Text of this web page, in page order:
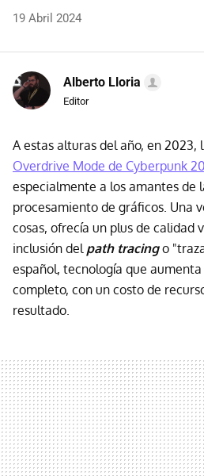
19 Abril 2024
Alberto Lloria
Editor
A estas alturas del año, en
Overdrive Mode de Cyberpunk
especialmente a los amantes de
procesamiento de gráficos. Una
cosas, ofrecía un plus de calidad
inclusión del path tracingo
español, tecnología que
completo, con un costo de
resultado.